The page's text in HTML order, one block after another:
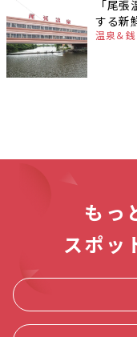
「尾
する新
温泉＆
もっ
スポッ